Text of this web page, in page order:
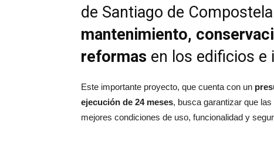
de Santiago de
mantenimiento,
reformas en los edificios e
Este importante proyecto, que cuenta con un
ejecución de 24 meses, busca garantizar que
mejores condiciones de uso, funcionalidad y